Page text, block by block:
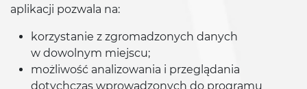
aplikacji pozwala na:
korzystanie z zgromadzonych danych
w dowolnym miejscu;
możliwość analizowania i przeglądania
dotychczas wprowadzonych do programu